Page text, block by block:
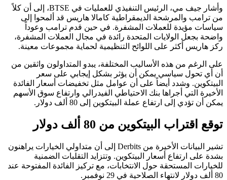
وأشار جيف مي، الرئيس التنفيذي للعمليات في BTSE، إلى أن كلاً
من ترامب والمرشحة الديمقراطية كامالا هاريس قد ألمحوا إلى
سياسات مؤيدة للعملات المشفرة. في حين قدم ترامب وعوداً
واضحة بجعل الولايات المتحدة رائدة في مجال العملات المشفرة،
ركز هاريس أكثر على اللوائح التنظيمية لحماية مجموعات معينة.
على الرغم من هذه الأساليب المختلفة، يبدو المتداولون واثقين من
أن أي تحول سياسي يمكن أن يؤثر بشكل إيجابي على سعر
البيتكوين. وشدد أيضاً على أن عوامل مثل تخفيضات أسعار الفائدة
الأخيرة التي أجراها بنك الاحتياطي الفيدرالي وارتفاع سوق الأسهم
يمكن أن تؤدي إلى ارتفاع عملة البيتكوين إلى 80 ألف دولار.
توقع اقتراب البيتكوين من 80 ألف دولار
تشير البيانات الأخيرة من Derbits إلى أن متداولي الخيارات يراهنون
بشدة على ارتفاع أسعار البيتكوين. وتتزايد التقلبات الضمنية
للخيارات المستحقة حول الانتخابات، مع تركيز الفائدة المفتوحة عند
80 ألف دولار لانتهاء الصلاحية في 29 نوفمبر.